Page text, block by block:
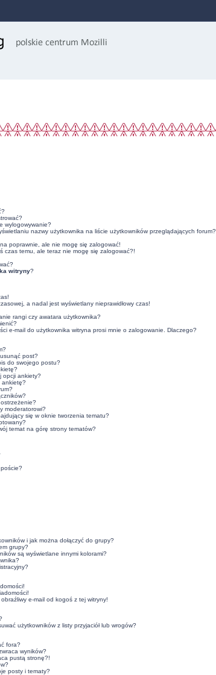
wylogowywanie?
nazwy użytkownika na liście użytkowników przeglądających forum?
poprawnie, ale nie mogę się zalogować!
czas temu, ale teraz nie mogę się zalogować?!
witryny?
a nadal jest wyświetlany nieprawidłowy czas!
rangi czy awatara użytkownika?
e-mail do użytkownika witryna prosi mnie o zalogowanie. Dlaczego?
post?
do swojego postu?
opcji ankiety?
ankietę?
ostrzeżenie?
moderatorowi?
się w oknie tworzenia tematu?
temat na górę strony tematów?
i jak można dołączyć do grupy?
grupy?
są wyświetlane innymi kolorami?
?
?
obraźliwy e-mail od kogoś z tej witryny!
użytkowników z listy przyjaciół lub wrogów?
fora?
wyników?
pustą stronę?!
posty i tematy?